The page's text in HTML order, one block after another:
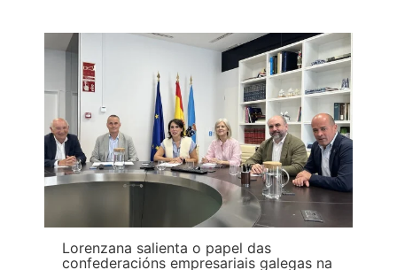
Lorenzana salienta o papel das
confederacións empresariais galegas na